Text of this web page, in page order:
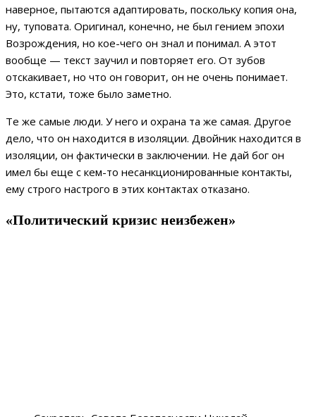
наверное, пытаются адаптировать, поскольку копия она,
ну, туповата. Оригинал, конечно, не был гением эпохи
Возрождения, но кое-чего он знал и понимал. А этот
вообще — текст заучил и повторяет его. От зубов
отскакивает, но что он говорит, он не очень понимает.
Это, кстати, тоже было заметно.
Те же самые люди. У него и охрана та же самая. Другое
дело, что он находится в изоляции. Двойник находится в
изоляции, он фактически в заключении. Не дай бог он
имел бы еще с кем-то несанкционированные контакты,
ему строго настрого в этих контактах отказано.
«Политический кризис неизбежен»